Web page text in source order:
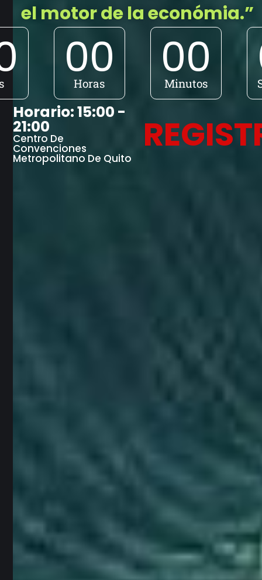
el motor de la económia.”
00
Horas 00
Minutos
Horario: 15:00 -
21:00
Centro De
Convenciones
Metropolitano De Quito